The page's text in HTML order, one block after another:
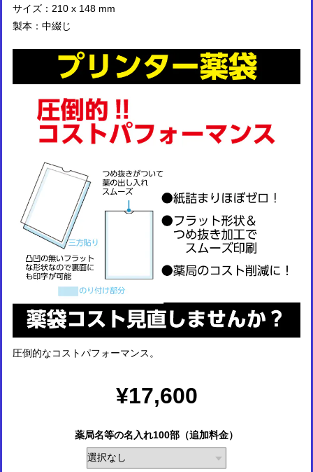
サイズ：210 x 148 mm
製本：中綴じ
圧倒的なコストパフォーマンス。
¥17,600
薬局名等の名入れ100部（追加料金）